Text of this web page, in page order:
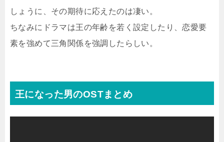
しょうに、その期待に応えたのは凄い。
ちなみにドラマは王の年齢を若く設定したり、恋愛要
素を強めて三角関係を強調したらしい。
王になった男のOSTまとめ